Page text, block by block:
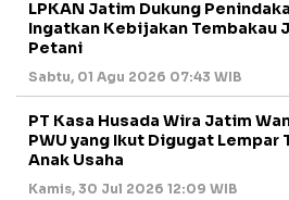
LPKAN Jatim Dukung
Ingatkan Kebijakan Tembakau
Petani
Sabtu, 01 Agu 2026 07:43 WIB
PT Kasa Husada Wira Jatim
PWU yang Ikut Digugat Lempar
Anak Usaha
Kamis, 30 Jul 2026 12:09 WIB